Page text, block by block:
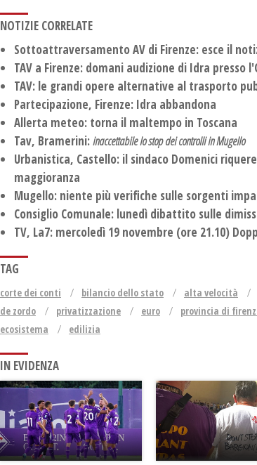
NOTIZIE CORRELATE
Sottoattraversamento AV di Firenze: esce il
TAV a Firenze: domani audizione di Idra presso
TAV: le grandi opere alternative al trasporto
Partecipazione, Firenze: Idra abbandona
Allerta meteo: torna il maltempo in Toscana
Tav, Bramerini:inaccettabile lo stop dei controlli in Mugello
Urbanistica, Castello: il sindaco Domenici
maggioranza
Mugello: niente più verifiche sulle sorgenti
Consiglio Comunale: lunedì dibattito sulle
TV, La7: mercoledì 19 novembre (ore 21.10)
TAG
corte dei conti bilancio dello stato alta velocità
de zordo
privatizzazione euro provincia di
ecosistema
edilizia
IN EVIDENZA